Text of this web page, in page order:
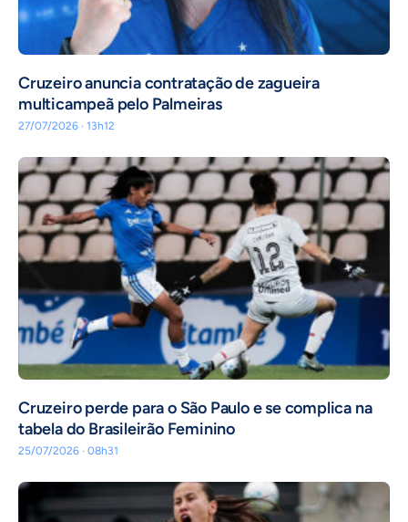
Cruzeiro anuncia contratação de zagueira
multicampeã pelo Palmeiras
27/07/2026 · 13h12
Cruzeiro perde para o São Paulo e se complica na
tabela do Brasileirão Feminino
25/07/2026 · 08h31